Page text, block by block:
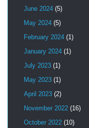
June 2024 (5)
May 2024 (5)
February 2024 (1)
January 2024 (1)
July 2023 (1)
May 2023 (1)
April 2023 (2)
November 2022 (16)
October 2022 (10)